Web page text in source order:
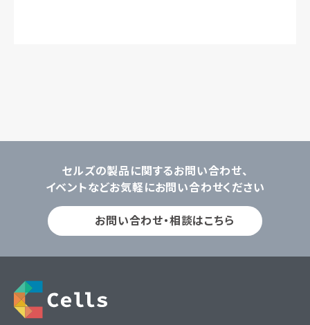
セルズの製品に関するお問い合わせ、
イベントなどお気軽にお問い合わせください
お問い合わせ・相談はこちら